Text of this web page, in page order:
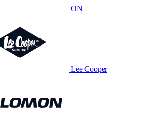
ON
Lee Cooper